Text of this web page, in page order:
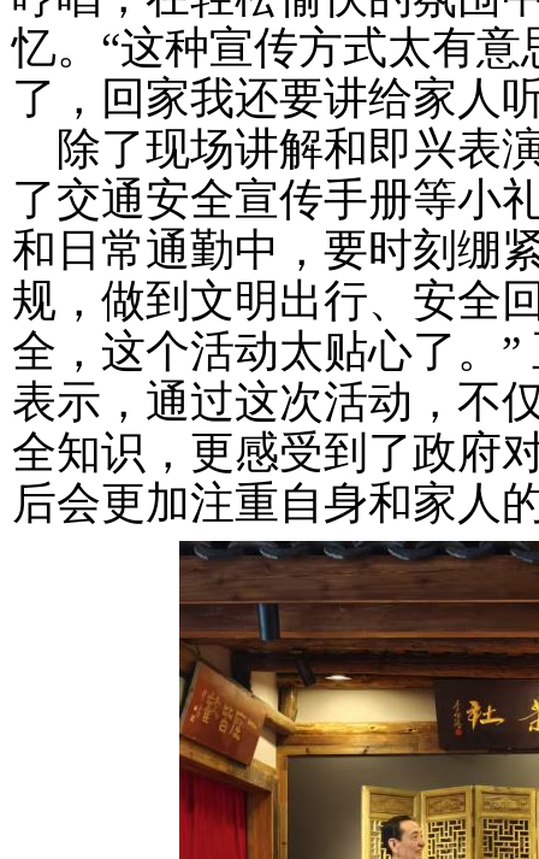
忆。“这种宣传方式太有
了，回家我还要讲给家人
除了现场讲解和即兴表
了交通安全宣传手册等小
和日常通勤中，要时刻绷
规，做到文明出行、安全
全，这个活动太贴心了。
表示，通过这次活动，不
全知识，更感受到了政府
后会更加注重自身和家人